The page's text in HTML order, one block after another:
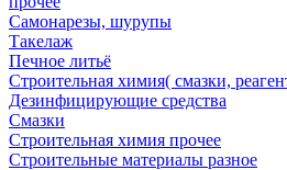
Самонарезы, шурупы
Такелаж
Печное литьё
Строительная химия( смазки,
Дезинфицирующие средства
Смазки
Строительная химия прочее
Строительные материалы разное